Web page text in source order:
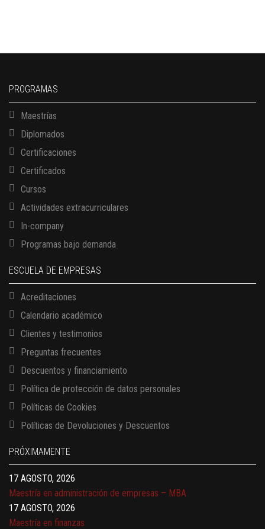
PROGRAMAS
Maestrías
Diplomados
Certificaciones
Certificados
Cursos
Actividades extracurriculares
In-company
Programas bajo demanda
ESCUELA DE EMPRESAS
Acreditaciones
Calendario académico
Clientes y testimonios
Preguntas frecuentes
Descuentos y financiamiento
Política de protección de datos personales
Políticas de Cookies
Políticas de Devoluciones y Descuentos
PRÓXIMAMENTE
13 AGOSTO, 2026
17 AGOSTO, 2026
Gerencia de empresas familiares
17 AGOSTO, 2026
Maestría en administración de empresas – MBA
17 AGOSTO, 2026
Maestría en finanzas